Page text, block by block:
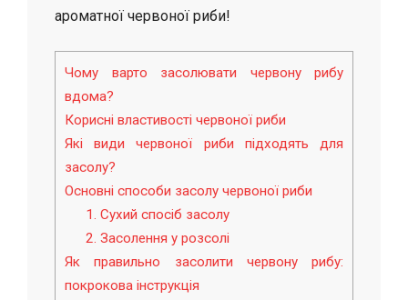
ароматної червоної риби!
Чому варто засолювати червону рибу
вдома?
Корисні властивості червоної риби
Які види червоної риби підходять для
засолу?
Основні способи засолу червоної риби
1. Сухий спосіб засолу
2. Засолення у розсолі
Як правильно засолити червону рибу:
покрокова інструкція